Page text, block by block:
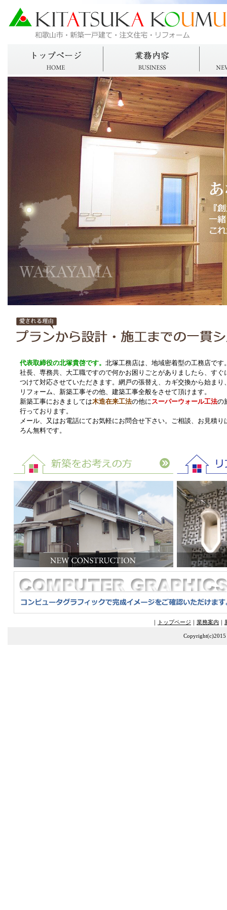
代表取締役の北塚貴啓です。 北塚工務店は、地域密着型の工務店です
社長、専務共、大工職ですので何かお困りごとがありましたら、すぐ
つけて対応させていただきます。網戸の張替え、カギ交換から始まり
リフォーム、新築工事その他、建築工事全般をさせて頂けます。
新築工事におきましては木造在来工法の他にスーパーウォール工法の
行っております。
メール、又はお電話にてお気軽にお問合せ下さい。ご相談、お見積り
ろん無料です。
トップページ 業務案内
Copyright(c)2015